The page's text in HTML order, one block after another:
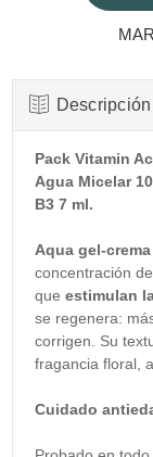
CANTIDAD:
Pack Vitamin
Agua Micelar
B3 7 ml.
Aqua gel-crema
concentración
que estimulan
se regenera:
corrigen. Su
fragancia floral,
Cuidado